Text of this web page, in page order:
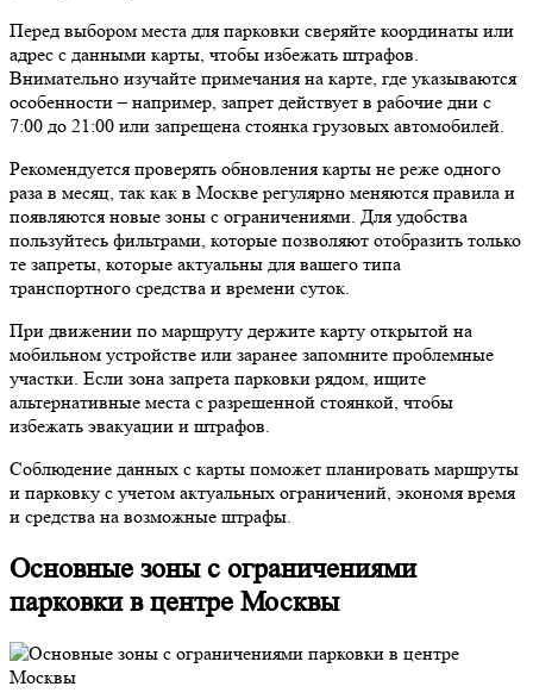
Перед выбором места для парковки сверяйте координаты или
адрес с данными карты, чтобы избежать штрафов.
Внимательно изучайте примечания на карте, где указываются
особенности – например, запрет действует в рабочие дни с
7:00 до 21:00 или запрещена стоянка грузовых автомобилей.
Рекомендуется проверять обновления карты не реже одного
раза в месяц, так как в Москве регулярно меняются правила и
появляются новые зоны с ограничениями. Для удобства
пользуйтесь фильтрами, которые позволяют отобразить только
те запреты, которые актуальны для вашего типа
транспортного средства и времени суток.
При движении по маршруту держите карту открытой на
мобильном устройстве или заранее запомните проблемные
участки. Если зона запрета парковки рядом, ищите
альтернативные места с разрешенной стоянкой, чтобы
избежать эвакуации и штрафов.
Соблюдение данных с карты поможет планировать маршруты
и парковку с учетом актуальных ограничений, экономя время
и средства на возможные штрафы.
Основные зоны с ограничениями
парковки в центре Москвы